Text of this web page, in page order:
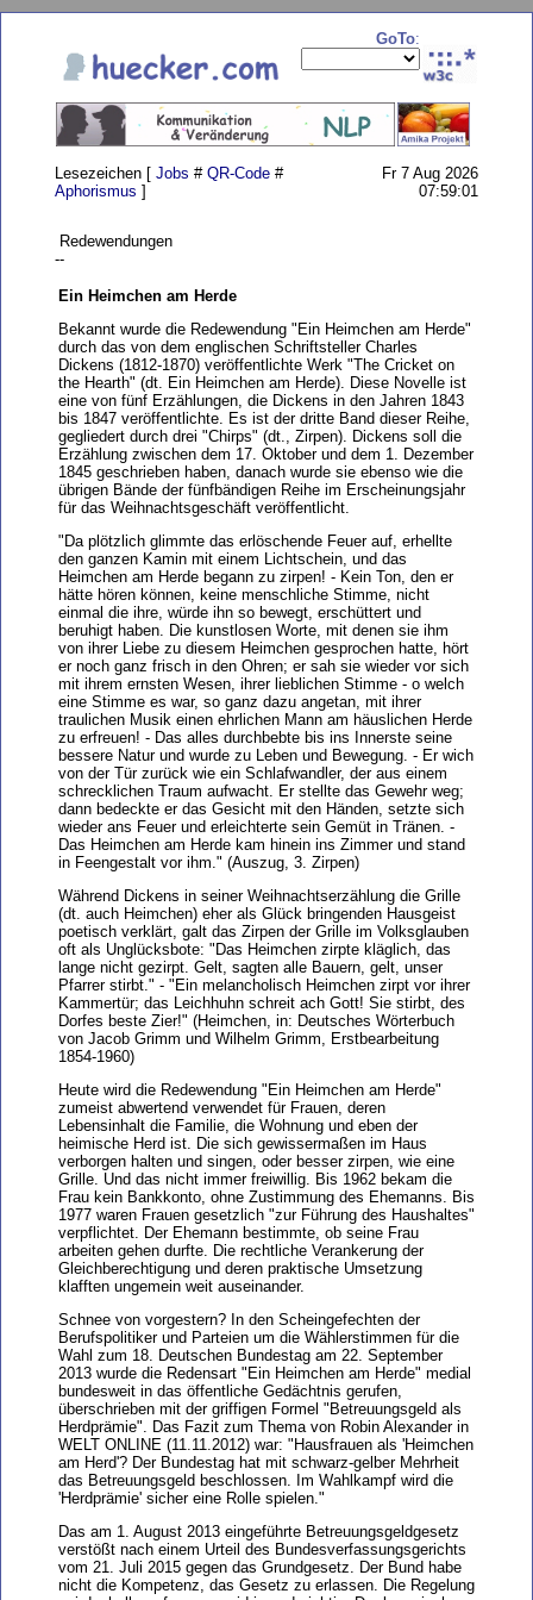
GoTo:
Lesezeichen [ Jobs # QR-Code #
Aphorismus ]
Fr 7 Aug 2026
07:59:01
Redewendungen
--
Ein Heimchen am Herde
Bekannt wurde die Redewendung "Ein Heimchen am Herde"
durch das von dem englischen Schriftsteller Charles
Dickens (1812-1870) veröffentlichte Werk "The Cricket on
the Hearth" (dt. Ein Heimchen am Herde). Diese Novelle ist
eine von fünf Erzählungen, die Dickens in den Jahren 1843
bis 1847 veröffentlichte. Es ist der dritte Band dieser Reihe,
gegliedert durch drei "Chirps" (dt., Zirpen). Dickens soll die
Erzählung zwischen dem 17. Oktober und dem 1. Dezember
1845 geschrieben haben, danach wurde sie ebenso wie die
übrigen Bände der fünfbändigen Reihe im Erscheinungsjahr
für das Weihnachtsgeschäft veröffentlicht.
"Da plötzlich glimmte das erlöschende Feuer auf, erhellte
den ganzen Kamin mit einem Lichtschein, und das
Heimchen am Herde begann zu zirpen! - Kein Ton, den er
hätte hören können, keine menschliche Stimme, nicht
einmal die ihre, würde ihn so bewegt, erschüttert und
beruhigt haben. Die kunstlosen Worte, mit denen sie ihm
von ihrer Liebe zu diesem Heimchen gesprochen hatte, hört
er noch ganz frisch in den Ohren; er sah sie wieder vor sich
mit ihrem ernsten Wesen, ihrer lieblichen Stimme - o welch
eine Stimme es war, so ganz dazu angetan, mit ihrer
traulichen Musik einen ehrlichen Mann am häuslichen Herde
zu erfreuen! - Das alles durchbebte bis ins Innerste seine
bessere Natur und wurde zu Leben und Bewegung. - Er wich
von der Tür zurück wie ein Schlafwandler, der aus einem
schrecklichen Traum aufwacht. Er stellte das Gewehr weg;
dann bedeckte er das Gesicht mit den Händen, setzte sich
wieder ans Feuer und erleichterte sein Gemüt in Tränen. -
Das Heimchen am Herde kam hinein ins Zimmer und stand
in Feengestalt vor ihm." (Auszug, 3. Zirpen)
Während Dickens in seiner Weihnachtserzählung die Grille
(dt. auch Heimchen) eher als Glück bringenden Hausgeist
poetisch verklärt, galt das Zirpen der Grille im Volksglauben
oft als Unglücksbote: "Das Heimchen zirpte kläglich, das
lange nicht gezirpt. Gelt, sagten alle Bauern, gelt, unser
Pfarrer stirbt." - "Ein melancholisch Heimchen zirpt vor ihrer
Kammertür; das Leichhuhn schreit ach Gott! Sie stirbt, des
Dorfes beste Zier!" (Heimchen, in: Deutsches Wörterbuch
von Jacob Grimm und Wilhelm Grimm, Erstbearbeitung
1854-1960)
Heute wird die Redewendung "Ein Heimchen am Herde"
zumeist abwertend verwendet für Frauen, deren
Lebensinhalt die Familie, die Wohnung und eben der
heimische Herd ist. Die sich gewissermaßen im Haus
verborgen halten und singen, oder besser zirpen, wie eine
Grille. Und das nicht immer freiwillig. Bis 1962 bekam die
Frau kein Bankkonto, ohne Zustimmung des Ehemanns. Bis
1977 waren Frauen gesetzlich "zur Führung des Haushaltes"
verpflichtet. Der Ehemann bestimmte, ob seine Frau
arbeiten gehen durfte. Die rechtliche Verankerung der
Gleichberechtigung und deren praktische Umsetzung
klafften ungemein weit auseinander.
Schnee von vorgestern? In den Scheingefechten der
Berufspolitiker und Parteien um die Wählerstimmen für die
Wahl zum 18. Deutschen Bundestag am 22. September
2013 wurde die Redensart "Ein Heimchen am Herde" medial
bundesweit in das öffentliche Gedächtnis gerufen,
überschrieben mit der griffigen Formel "Betreuungsgeld als
Herdprämie". Das Fazit zum Thema von Robin Alexander in
WELT ONLINE (11.11.2012) war: "Hausfrauen als 'Heimchen
am Herd'? Der Bundestag hat mit schwarz-gelber Mehrheit
das Betreuungsgeld beschlossen. Im Wahlkampf wird die
'Herdprämie' sicher eine Rolle spielen."
Das am 1. August 2013 eingeführte Betreuungsgeldgesetz
verstößt nach einem Urteil des Bundesverfassungsgerichts
vom 21. Juli 2015 gegen das Grundgesetz. Der Bund habe
nicht die Kompetenz, das Gesetz zu erlassen. Die Regelung